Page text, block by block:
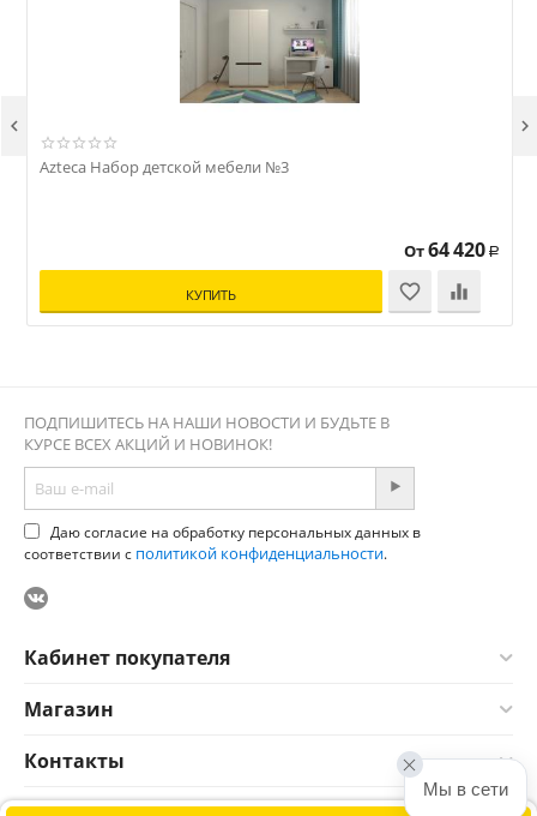
Azteca Набор детской мебели №3
От64 420 Р
КУПИТЬ
 
ПОДПИШИТЕСЬ НА НАШИ НОВОСТИ И БУДЬТЕ В
КУРСЕ ВСЕХ АКЦИЙ И НОВИНОК!
Даю согласие на обработку персональных данных в
соответствии с политикой конфиденциальности.
Кабинет покупателя
Магазин
Контакты
Мы в сети